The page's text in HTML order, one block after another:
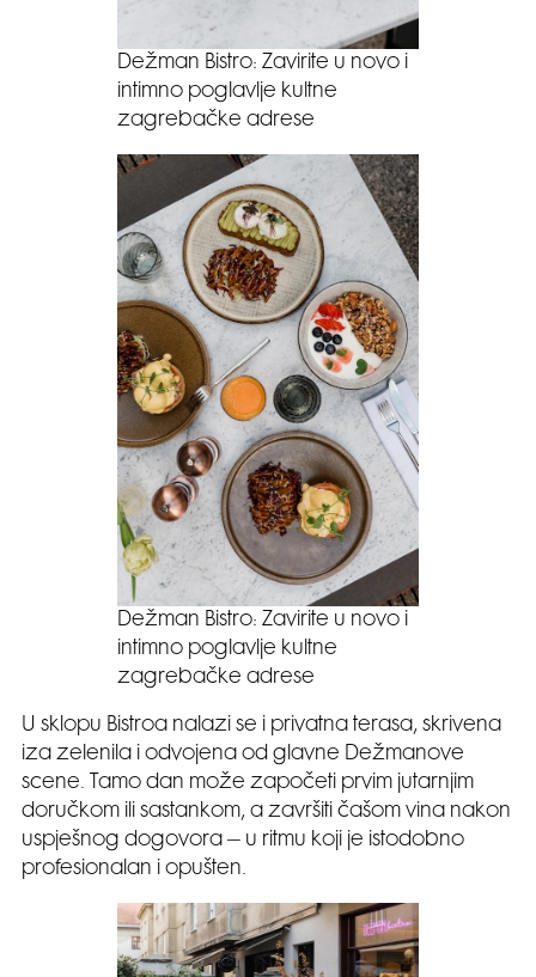
Dežman Bistro: Zavirite u novo i
intimno poglavlje kultne
zagrebačke adrese
Dežman Bistro: Zavirite u novo i
intimno poglavlje kultne
zagrebačke adrese
U sklopu Bistroa nalazi se i privatna terasa, skrivena
iza zelenila i odvojena od glavne Dežmanove
scene. Tamo dan može započeti prvim jutarnjim
doručkom ili sastankom, a završiti čašom vina nakon
uspješnog dogovora – u ritmu koji je istodobno
profesionalan i opušten.